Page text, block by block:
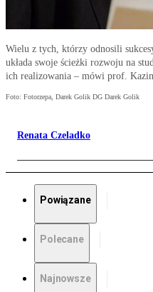
Wielu z tych, którzy odnosili
układa swoje ścieżki rozwoju na
ich realizowania – mówi prof.
Foto: Fotorzepa, Darek Golik DG Darek Golik
Renata Czeladko
Powiązane
Polecane
Najnowsze